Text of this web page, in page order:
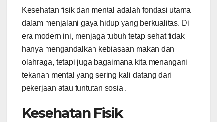
Kesehatan fisik dan mental adalah fondasi utama
dalam menjalani gaya hidup yang berkualitas. Di
era modern ini, menjaga tubuh tetap sehat tidak
hanya mengandalkan kebiasaan makan dan
olahraga, tetapi juga bagaimana kita menangani
tekanan mental yang sering kali datang dari
pekerjaan atau tuntutan sosial.
Kesehatan Fisik